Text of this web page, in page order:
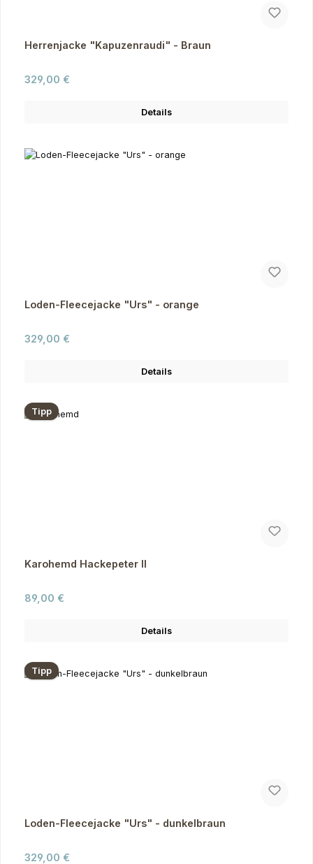
Herrenjacke "Kapuzenraudi" - Braun
Regulärer Preis:
329,00 €
Details
Loden-Fleecejacke "Urs" - orange
Regulärer Preis:
329,00 €
Details
Tipp
Karohemd Hackepeter II
Regulärer Preis:
89,00 €
Details
Tipp
Loden-Fleecejacke "Urs" - dunkelbraun
Regulärer Preis:
329,00 €